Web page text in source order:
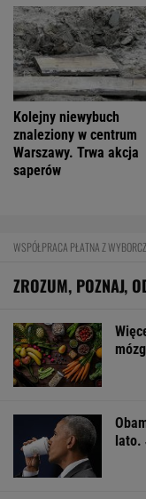
Kolejny niewybuch
znaleziony w centrum
Warszawy. Trwa akcja
saperów
WSPÓŁPRACA PŁATNA Z
ZROZUM, POZNAJ,
mózg
lato.